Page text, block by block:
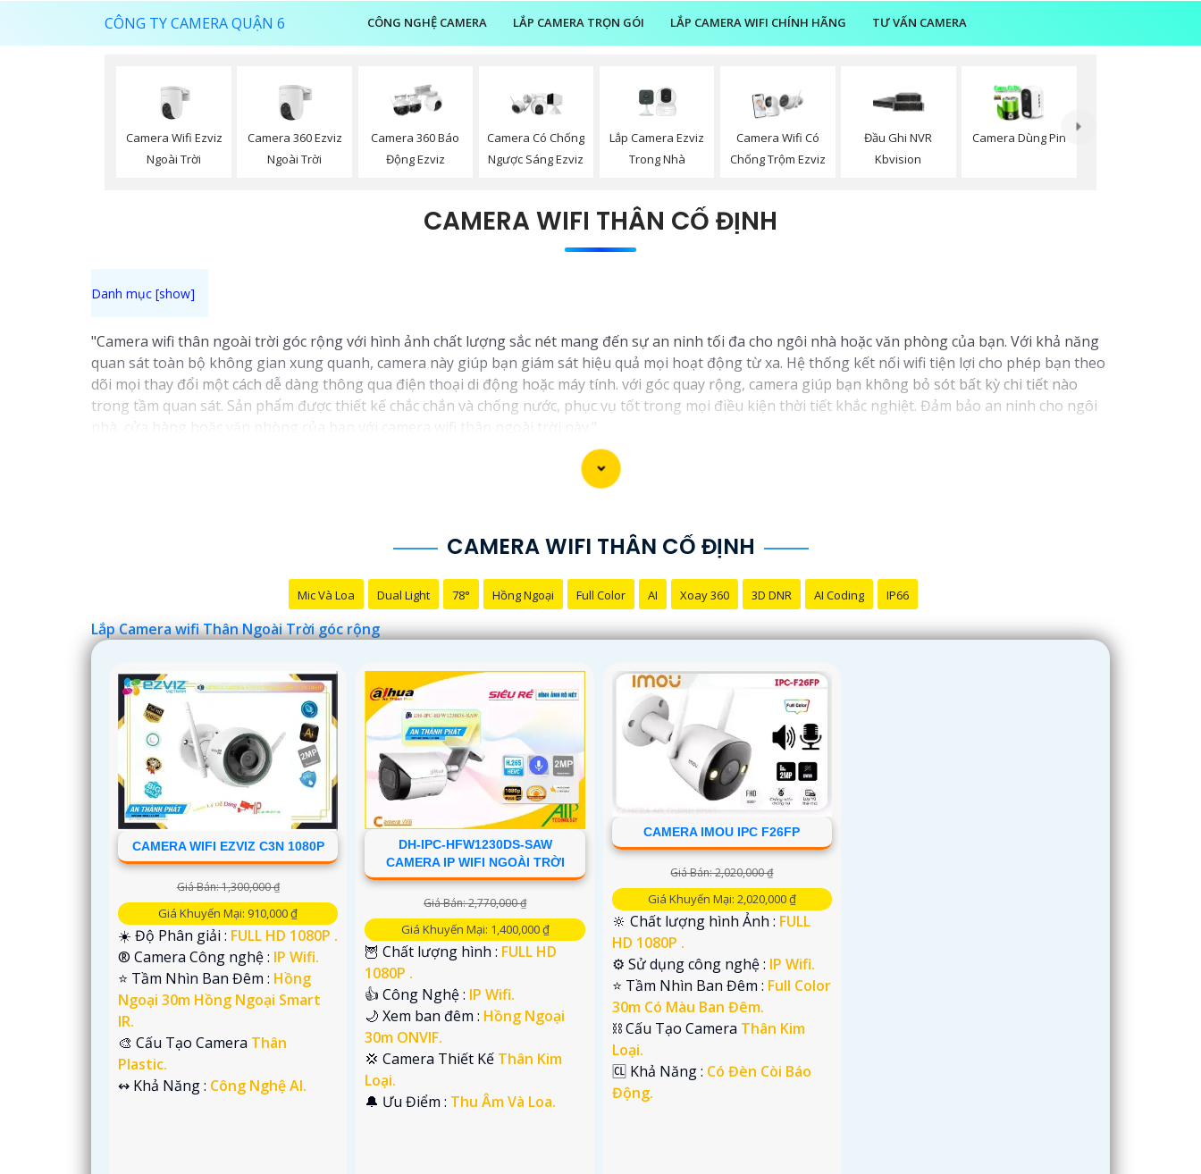
CÔNG TY CAMERA QUẬN 6 CÔNG NGHỆ CAMERA LẮP CAMERA TRỌN GÓI LẮP CAMERA WIFI CHÍNH HÃNG TƯ VẤN CAMERA
Camera Wifi Ezviz
Ngoài Trời
Camera 360 Ezviz
Ngoài Trời
Camera 360 Báo
Động Ezviz
Camera Có Chống
Ngược Sáng Ezviz
Lắp Camera Ezviz
Trong Nhà
Camera Wifi Có
Chống Trộm Ezviz
Đầu Ghi NVR
Kbvision
Camera Dùng Pin
CAMERA WIFI THÂN CỐ ĐỊNH
"Camera wifi thân ngoài trời góc rộng với hình ảnh chất lượng sắc nét mang đến sự an ninh tối đa cho ngôi nhà hoặc văn phòng của bạn. Với khả năng
quan sát toàn bộ không gian xung quanh, camera này giúp bạn giám sát hiệu quả mọi hoạt động từ xa. Hệ thống kết nối wifi tiện lợi cho phép bạn theo
dõi mọi thay đổi một cách dễ dàng thông qua điện thoại di động hoặc máy tính. với góc quay rộng, camera giúp bạn không bỏ sót bất kỳ chi tiết nào
trong tầm quan sát. Sản phẩm được thiết kế chắc chắn và chống nước, phục vụ tốt trong mọi điều kiện thời tiết khắc nghiệt. Đảm bảo an ninh cho ngôi
nhà, cửa hàng hoặc văn phòng của bạn với camera wifi thân ngoài trời này."
CAMERA WIFI THÂN CỐ ĐỊNH
Mic Và Loa Dual Light 78° Hồng Ngoại Full Color AI Xoay 360 3D DNR AI Coding IP66
Lắp Camera wifi Thân Ngoài Trời góc rộng
CAMERA WIFI EZVIZ C3N 1080P
Giá Bán: 1,300,000 ₫
Giá Khuyến Mại: 910,000 ₫
☀️ Độ Phân giải : FULL HD 1080P .
®️ Camera Công nghệ : IP Wifi.
⭐ Tầm Nhìn Ban Đêm : Hồng
Ngoại 30m Hồng Ngoại Smart
IR.
🎨 Cấu Tạo Camera Thân
Plastic.
️↭ Khả Năng : Công Nghệ AI.
DH-IPC-HFW1230DS-SAW
CAMERA IP WIFI NGOÀI TRỜI
Giá Bán: 2,770,000 ₫
Giá Khuyến Mại: 1,400,000 ₫
🦉 Chất lượng hình : FULL HD
1080P .
👍 Công Nghệ : IP Wifi.
🌙 Xem ban đêm : Hồng Ngoại
30m ONVIF.
💢 Camera Thiết Kế Thân Kim
Loại.
️🔔 Ưu Điểm : Thu Âm Và Loa.
CAMERA IMOU IPC F26FP
Giá Bán: 2,020,000 ₫
Giá Khuyến Mại: 2,020,000 ₫
🔆 Chất lượng hình Ảnh : FULL
HD 1080P .
⚙ Sử dụng công nghệ : IP Wifi.
⭐ Tầm Nhìn Ban Đêm : Full Color
30m Có Màu Ban Đêm.
⛓ Cấu Tạo Camera Thân Kim
Loại.
️🆑 Khả Năng : Có Đèn Còi Báo
Động.